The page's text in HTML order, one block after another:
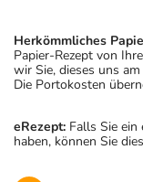
Herkömmliches
Papier-Rezept von
wir Sie, dieses uns
Die Portokosten
eRezept: Falls Sie
haben, können Sie